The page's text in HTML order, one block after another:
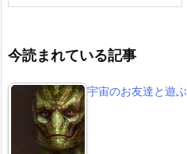
今読まれている記事
宇宙のお友達と遊ぶ